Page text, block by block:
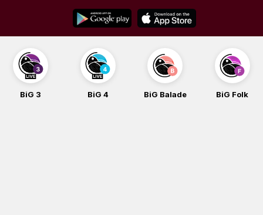
content
BiG 4 BiG Balade BiG Folk BiG iG